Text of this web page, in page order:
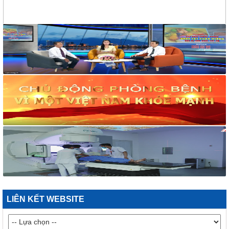
Tuần lễ Quốc gia không khói thuốc lá năm 2026
117/2025/QH15
Luật Bảo vệ bí mật nhà nước
63/2026/NĐ-CP
Nghị định Quy định chi tiết một số điều và biện pháp thi hành
Luật bảo vệ bí mật nhà nước
CÔNG BÁO/Số 1097 + 1098
LUẬT XỬ LÝ VI PHẠM HÀNH CHÍNH
190/2025/NĐ-CP
Nghị định Sửa đổi, bổ sung một số điều của Nghị định số
118/2021/NĐ-CP ngày 23 tháng 12 năm 2021 của Chính phủ
quy định chi tiết một số điều và biện pháp thi hành Luật Xử lý
vi phạm hành chính được sửa đổi, bổ sung theo Nghị định số
Nghị định số 120/2021/NĐ-CP ngày 24 tháng 12 năm 2021
của Chính phủ quy định chế độ áp dụng biện pháp xử lý hành
chính giáo dục tại xã, phường, thị trấn
189/2025/NĐ-CP
LIÊN KẾT WEBSITE